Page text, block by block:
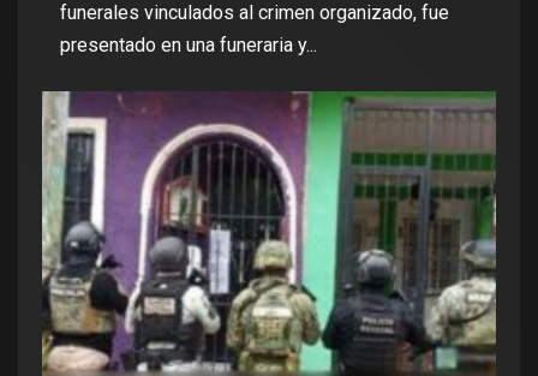
funerales vinculados al crimen organizado, fue
presentado en una funeraria y...